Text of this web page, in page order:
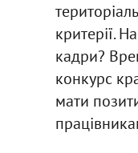
критерії.
кадри?
конкурс
мати